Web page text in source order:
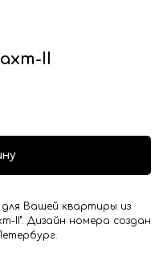
II
Вашей квартиры из
II". Дизайн номера создан